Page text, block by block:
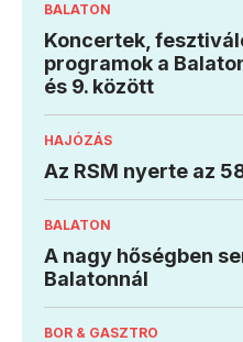
BALATON
Koncertek,
programok a
és 9. között
HAJÓZÁS
Az RSM nyerte az
BALATON
A nagy hőségben
Balatonnál
BOR & GASZTRO